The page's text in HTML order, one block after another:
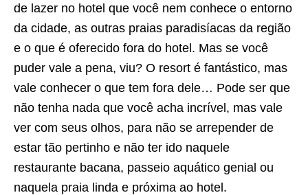
de lazer no hotel que você nem conhece o entorno
da cidade, as outras praias paradisíacas da região
e o que é oferecido fora do hotel. Mas se você
puder vale a pena, viu? O resort é fantástico, mas
vale conhecer o que tem fora dele… Pode ser que
não tenha nada que você acha incrível, mas vale
ver com seus olhos, para não se arrepender de
estar tão pertinho e não ter ido naquele
restaurante bacana, passeio aquático genial ou
naquela praia linda e próxima ao hotel.